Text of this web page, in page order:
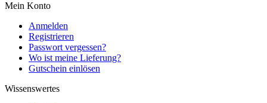
Mein Konto
Anmelden
Registrieren
Passwort vergessen?
Wo ist meine Lieferung?
Gutschein einlösen
Wissenswertes